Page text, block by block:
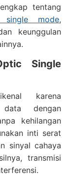
tentang
single mode,
keunggulan
Single
karena
data dengan
kehilangan
inti serat
sinyal cahaya
transmisi